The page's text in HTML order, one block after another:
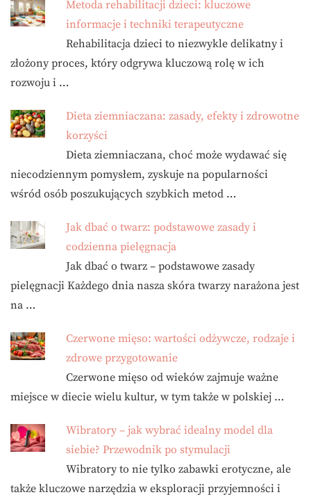
Metoda rehabilitacji dzieci: kluczowe
informacje i techniki terapeutyczne
Rehabilitacja dzieci to niezwykle delikatny i
złożony proces, który odgrywa kluczową rolę w ich
rozwoju i …
Dieta ziemniaczana: zasady, efekty i zdrowotne
korzyści
Dieta ziemniaczana, choć może wydawać się
niecodziennym pomysłem, zyskuje na popularności
wśród osób poszukujących szybkich metod …
Jak dbać o twarz: podstawowe zasady i
codzienna pielęgnacja
Jak dbać o twarz – podstawowe zasady
pielęgnacji Każdego dnia nasza skóra twarzy narażona jest
na …
Czerwone mięso: wartości odżywcze, rodzaje i
zdrowe przygotowanie
Czerwone mięso od wieków zajmuje ważne
miejsce w diecie wielu kultur, w tym także w polskiej …
Wibratory – jak wybrać idealny model dla
siebie? Przewodnik po stymulacji
Wibratory to nie tylko zabawki erotyczne, ale
także kluczowe narzędzia w eksploracji przyjemności i